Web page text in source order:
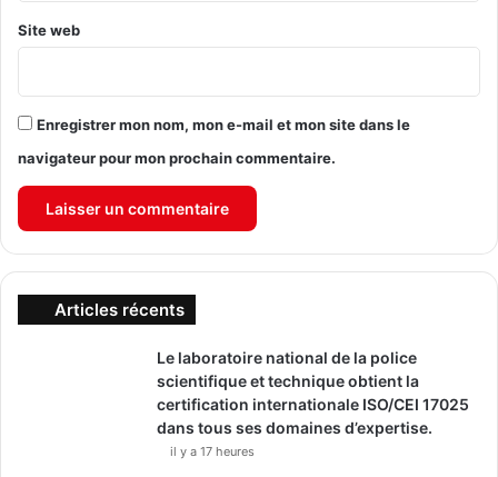
Site web
Enregistrer mon nom, mon e-mail et mon site dans le
navigateur pour mon prochain commentaire.
Articles récents
Le laboratoire national de la police
scientifique et technique obtient la
certification internationale ISO/CEI 17025
dans tous ses domaines d’expertise.
il y a 17 heures